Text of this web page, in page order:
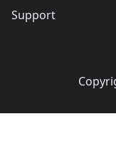
Support